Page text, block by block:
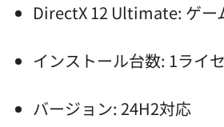
DirectX 12 Ultimate: ゲー
インストール台数: 1ライ
バージョン: 24H2対応